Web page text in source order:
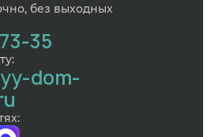
без выходных
35
dom-